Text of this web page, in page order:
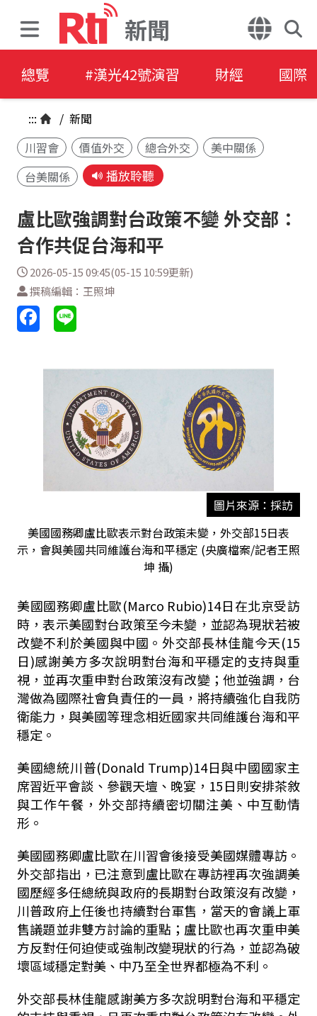
新聞
總覽 #漢光42號演習 財經 國際
::: / 新聞
川習會
價值外交 總合外交
美中關係
台美關係
播放聆聽
盧比歐強調對台政策不變 外交部：
合作共促台海和平
2026-05-15 09:45(05-15 10:59更新)
撰稿編輯：王照坤
圖片來源：採訪
美國國務卿盧比歐表示對台政策未變，外交部15日表
示，會與美國共同維護台海和平穩定 (央廣檔案/記者王照
坤 攝)
美國國務卿盧比歐(Marco Rubio)14日在北京受訪
時，表示美國對台政策至今未變，並認為現狀若被
改變不利於美國與中國。外交部長林佳龍今天(15
日)感謝美方多次說明對台海和平穩定的支持與重
視，並再次重申對台政策沒有改變；他並強調，台
灣做為國際社會負責任的一員，將持續強化自我防
衛能力，與美國等理念相近國家共同維護台海和平
穩定。
美國總統川普(Donald Trump)14日與中國國家主
席習近平會談、參觀天壇、晚宴，15日則安排茶敘
與工作午餐，外交部持續密切關注美、中互動情
形。
美國國務卿盧比歐在川習會後接受美國媒體專訪。
外交部指出，已注意到盧比歐在專訪裡再次強調美
國歷經多任總統與政府的長期對台政策沒有改變，
川普政府上任後也持續對台軍售，當天的會議上軍
售議題並非雙方討論的重點；盧比歐也再次重申美
方反對任何迫使或強制改變現狀的行為，並認為破
壞區域穩定對美、中乃至全世界都極為不利。
外交部長林佳龍感謝美方多次說明對台海和平穩定